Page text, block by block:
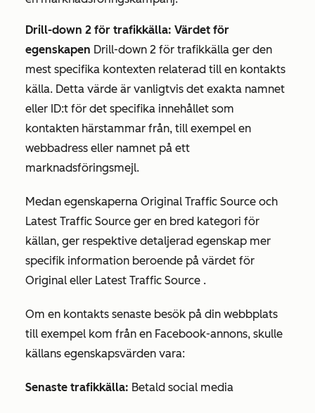
Drill-down 2 för trafikkälla: Värdet för
egenskapen Drill-down 2 för trafikkälla ger den
mest specifika kontexten relaterad till en kontakts
källa. Detta värde är vanligtvis det exakta namnet
eller ID:t för det specifika innehållet som
kontakten härstammar från, till exempel en
webbadress eller namnet på ett
marknadsföringsmejl.
Medan egenskaperna Original Traffic Source och
Latest Traffic Source ger en bred kategori för
källan, ger respektive detaljerad egenskap mer
specifik information beroende på värdet för
Original eller Latest Traffic Source .
Om en kontakts senaste besök på din webbplats
till exempel kom från en Facebook-annons, skulle
källans egenskapsvärden vara:
Senaste trafikkälla: Betald social media